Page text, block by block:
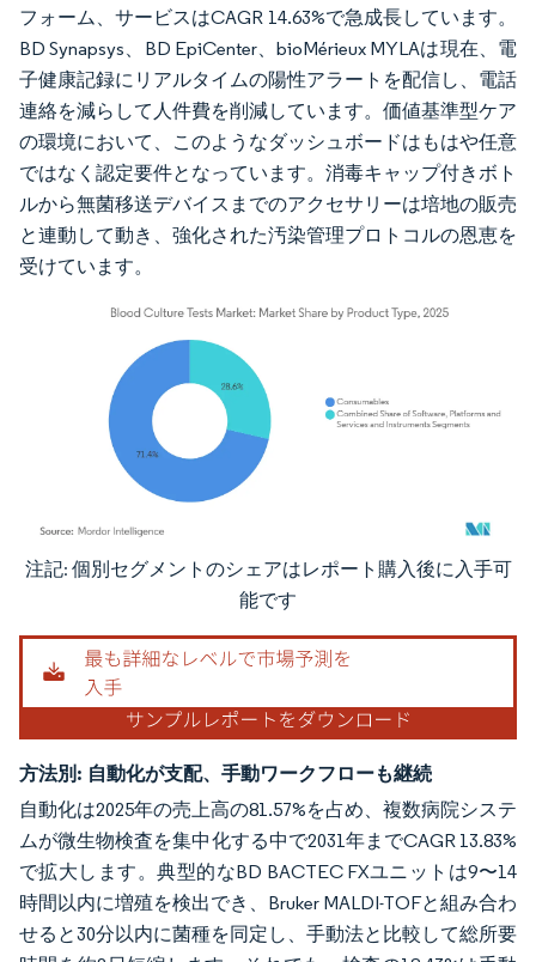
フォーム、サービスはCAGR 14.63%で急成長しています。
BD Synapsys、BD EpiCenter、bioMérieux MYLAは現在、電
子健康記録にリアルタイムの陽性アラートを配信し、電話
連絡を減らして人件費を削減しています。価値基準型ケア
の環境において、このようなダッシュボードはもはや任意
ではなく認定要件となっています。消毒キャップ付きボト
ルから無菌移送デバイスまでのアクセサリーは培地の販売
と連動して動き、強化された汚染管理プロトコルの恩恵を
受けています。
画像 © Mordor Intelligence。再利用にはCC BY 4.0の表示が必要です。
注記: 個別セグメントのシェアはレポート購入後に入手可
能です
方法別: 自動化が支配、手動ワークフローも継続
自動化は2025年の売上高の81.57%を占め、複数病院システ
ムが微生物検査を集中化する中で2031年までCAGR 13.83%
で拡大します。典型的なBD BACTEC FXユニットは9〜14
時間以内に増殖を検出でき、Bruker MALDI-TOFと組み合わ
せると30分以内に菌種を同定し、手動法と比較して総所要